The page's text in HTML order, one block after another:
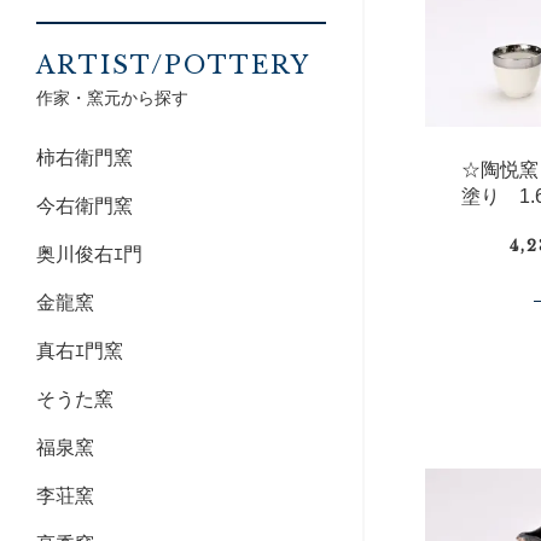
☆陶悦
塗り
ARTIST/POTTERY
作家・窯元から探す
柿右衛門窯
今右衛門窯
奥川俊右ｴ門
金龍窯
真右ｴ門窯
そうた窯
福泉窯
李荘窯